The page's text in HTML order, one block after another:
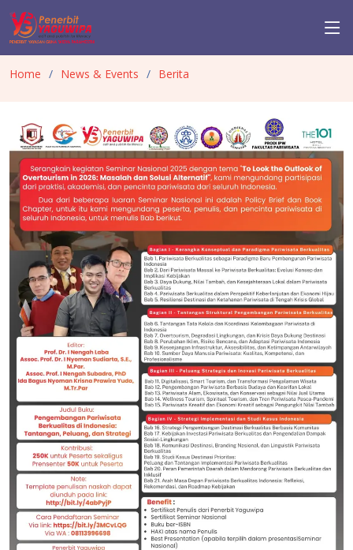
Home News & Events Berita